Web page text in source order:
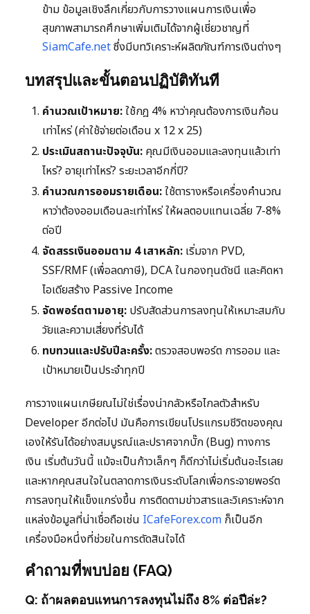
ข้าม ข้อมูลเชิงลึกเกี่ยวกับการวางแผนการเงินเพื่อ
สุขภาพสามารถศึกษาเพิ่มเติมได้จากผู้เชี่ยวชาญที่
SiamCafe.netซึ่งมีบทวิเคราะห์ผลิตภัณฑ์การเงินต่างๆ
บทสรุปและขั้นตอนปฏิบัติทันที
คำนวณเป้าหมาย:ใช้กฎ 4% หาว่าคุณต้องการเงินก้อน
เท่าไหร่ (ค่าใช้จ่ายต่อเดือน x 12 x 25)
ประเมินสถานะปัจจุบัน: คุณมีเงินออมและลงทุนแล้วเท่า
ไหร่? อายุเท่าไหร่? ระยะเวลาอีกกี่ปี?
คำนวณการออมรายเดือน:ใช้ตารางหรือเครื่องคำนวณ
หาว่าต้องออมเดือนละเท่าไหร่ ให้ผลตอบแทนเฉลี่ย 7-8%
ต่อปี
จัดสรรเงินออมตาม 4 เสาหลัก: เริ่มจาก PVD,
SSF/RMF (เพื่อลดภาษี), DCA ในกองทุนดัชนี และคิดหา
ไอเดียสร้าง Passive Income
จัดพอร์ตตามอายุ: ปรับสัดส่วนการลงทุนให้เหมาะสมกับ
วัยและความเสี่ยงที่รับได้
ทบทวนและปรับปีละครั้ง:ตรวจสอบพอร์ต การออม และ
เป้าหมายเป็นประจำทุกปี
การวางแผนเกษียณไม่ใช่เรื่องน่ากลัวหรือไกลตัวสำหรับ
Developer อีกต่อไป มันคือการเขียนโปรแกรมชีวิตของคุณ
เองให้รันได้อย่างสมบูรณ์และปราศจากบั๊ก (Bug) ทางการ
เงิน เริ่มต้นวันนี้ แม้จะเป็นก้าวเล็กๆ ก็ดีกว่าไม่เริ่มต้นอะไรเลย
และหากคุณสนใจในตลาดการเงินระดับโลกเพื่อกระจายพอร์ต
การลงทุนให้แข็งแกร่งขึ้น การติดตามข่าวสารและวิเคราะห์จาก
แหล่งข้อมูลที่น่าเชื่อถือเช่น ICafeForex.com ก็เป็นอีก
เครื่องมือหนึ่งที่ช่วยในการตัดสินใจได้
คำถามที่พบบ่อย (FAQ)
Q: ถ้าผลตอบแทนการลงทุนไม่ถึง 8% ต่อปีล่ะ?